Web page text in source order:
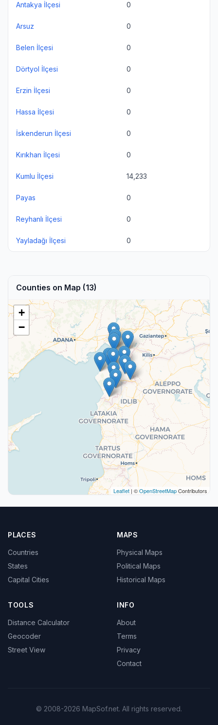
Antakya İlçesi 0
Arsuz 0
Belen İlçesi 0
Dörtyol İlçesi 0
Erzin İlçesi 0
Hassa İlçesi 0
İskenderun İlçesi 0
Kırıkhan İlçesi 0
Kumlu İlçesi 14,233
Payas 0
Reyhanlı İlçesi 0
Yayladağı İlçesi 0
Counties on Map (13)
+
−
Leaflet | ©OpenStreetMapContributors
PLACES
Countries
States
Capital Cities
MAPS
Physical Maps
Political Maps
Historical Maps
TOOLS
Distance Calculator
Geocoder
Street View
INFO
About
Terms
Privacy
Contact
© 2008-2026 MapSof.net. All rights reserved.